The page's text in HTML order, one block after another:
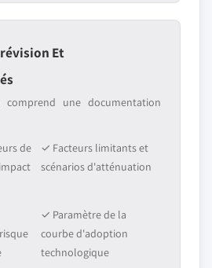
Et
comprend une documentation
de
✓ Facteurs limitants et
scénarios d'atténuation
✓ Paramètre de la
courbe d'adoption
technologique